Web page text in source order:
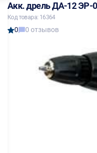
Акк. дрель ДА-12 ЭР-
Код товара: 16364
0 0 отзывов